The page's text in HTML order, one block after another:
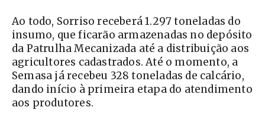
Ao todo, Sorriso receberá 1.297 toneladas do
insumo, que ficarão armazenadas no depósito
da Patrulha Mecanizada até a distribuição aos
agricultores cadastrados. Até o momento, a
Semasa já recebeu 328 toneladas de calcário,
dando início à primeira etapa do atendimento
aos produtores.